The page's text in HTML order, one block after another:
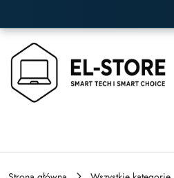
Przejdź do treści głównej
Przejdź do wyszukiwarki
Przejdź do moje konto
Przejdź do menu głównego
Przejdź do stopki